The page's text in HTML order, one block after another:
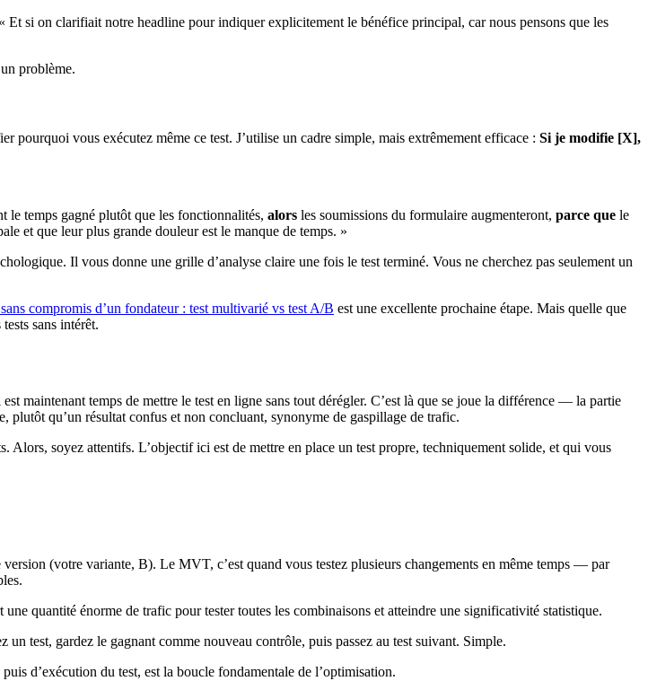
si on clarifiait notre headline pour indiquer explicitement le bénéfice principal, car nous pensons que les
problème.
pourquoi vous exécutez même ce test. J’utilise un cadre simple, mais extrêmement efficace : Si je modifie [X],
le temps gagné plutôt que les fonctionnalités, alors les soumissions du formulaire augmenteront, parce que le
et que leur plus grande douleur est le manque de temps. »
Il vous donne une grille d’analyse claire une fois le test terminé. Vous ne cherchez pas seulement un
compromis d’un fondateur : test multivarié vs test A/B est une excellente prochaine étape. Mais quelle que
sans intérêt.
maintenant temps de mettre le test en ligne sans tout dérégler. C’est là que se joue la différence — la partie
plutôt qu’un résultat confus et non concluant, synonyme de gaspillage de trafic.
Alors, soyez attentifs. L’objectif ici est de mettre en place un test propre, techniquement solide, et qui vous
(votre variante, B). Le MVT, c’est quand vous testez plusieurs changements en même temps — par
quantité énorme de trafic pour tester toutes les combinaisons et atteindre une significativité statistique.
test, gardez le gagnant comme nouveau contrôle, puis passez au test suivant. Simple.
d’exécution du test, est la boucle fondamentale de l’optimisation.